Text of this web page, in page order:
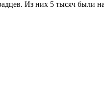
Из них 5 тысяч были